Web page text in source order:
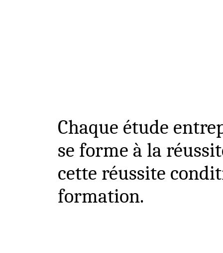
Chaque étude
se forme à la
cette réussite
formation.